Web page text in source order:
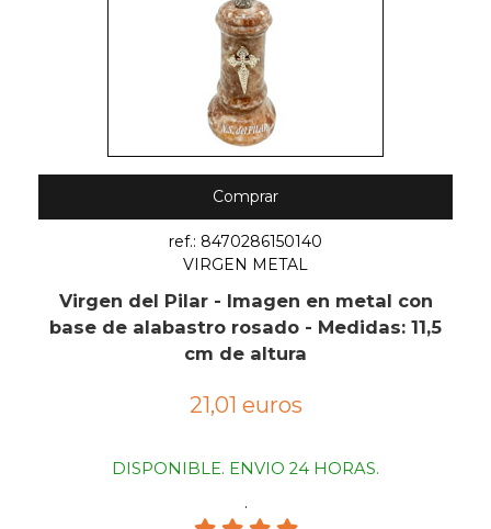
Comprar
ref.: 8470286150140
VIRGEN METAL
Virgen del Pilar - Imagen en metal con
base de alabastro rosado - Medidas: 11,5
cm de altura
21,01 euros
DISPONIBLE. ENVIO 24 HORAS.
.